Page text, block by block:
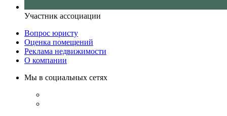
Участник ассоциации
Вопрос юристу
Оценка помещений
Реклама недвижимости
О компании
Мы в социальных сетях